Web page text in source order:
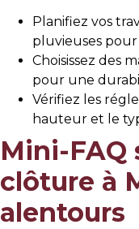
Planifiez vos
pluvieuses
Choisissez des
pour une
Vérifiez les
hauteur et le
Mini-FAQ
clôture à
alentours